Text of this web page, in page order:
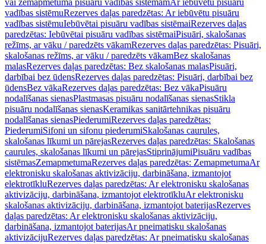
vai zemapmetuma pisuāru vadības sistēmāmAr iebūvētu pisuāru
vadības sistēmuRezerves daļas paredzētas: Ar iebūvētu pisuāru
vadības sistēmuIebūvētai pisuāru vadības sistēmaiRezerves daļas
paredzētas: Iebūvētai pisuāru vadības sistēmaiPisuāri, skalošanas
režīms, ar vāku / paredzēts vākamRezerves daļas paredzētas: Pisuāri,
skalošanas režīms, ar vāku / paredzēts vākamBez skalošanas
malasRezerves daļas paredzētas: Bez skalošanas malasPisuāri,
darbībai bez ūdensRezerves daļas paredzētas: Pisuāri, darbībai bez
ūdensBez vākaRezerves daļas paredzētas: Bez vākaPisuāru
nodalīšanas sienasPlastmasas pisuāru nodalīšanas sienasStikla
pisuāru nodalīšanas sienasKeramikas sanitārtehnikas pisuāru
nodalīšanas sienasPiederumiRezerves daļas paredzētas:
PiederumiSifoni un sifonu piederumiSkalošanas caurules,
skalošanas līkumi un pārejasRezerves daļas paredzētas: Skalošanas
caurules, skalošanas līkumi un pārejasStiprinājumiPisuāru vadības
sistēmasZemapmetumaRezerves daļas paredzētas: ZemapmetumaAr
elektronisku skalošanas aktivizāciju, darbināšana, izmantojot
elektrotīkluRezerves daļas paredzētas: Ar elektronisku skalošanas
aktivizāciju, darbināšana, izmantojot elektrotīkluAr elektronisku
skalošanas aktivizāciju, darbināšana, izmantojot baterijasRezerves
daļas paredzētas: Ar elektronisku skalošanas aktivizāciju,
darbināšana, izmantojot baterijasAr pneimatisku skalošanas
aktivizācijuRezerves daļas paredzētas: Ar pneimatisku skalošanas